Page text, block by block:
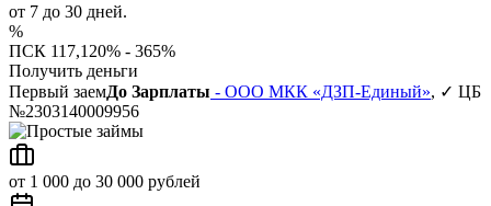
от 7 до 30 дней.
%
ПСК 117,120% - 365%
Получить деньги
Первый заемДо Зарплаты - ООО МКК «ДЗП-Единый», ✓ ЦБ
№2303140009956
от 1 000 до 30 000 рублей